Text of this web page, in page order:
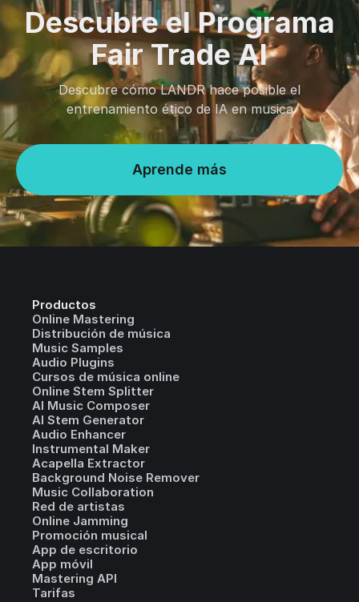
Descubre el Programa
Fair Trade AI
Descubre cómo LANDR hace posible el
entrenamiento ético de IA en musica
Aprende más
Productos
Online Mastering
Distribución de música
Music Samples
Audio Plugins
Cursos de música online
Online Stem Splitter
AI Music Composer
AI Stem Generator
Audio Enhancer
Instrumental Maker
Acapella Extractor
Background Noise Remover
Music Collaboration
Red de artistas
Online Jamming
Promoción musical
App de escritorio
App móvil
Mastering API
Tarifas